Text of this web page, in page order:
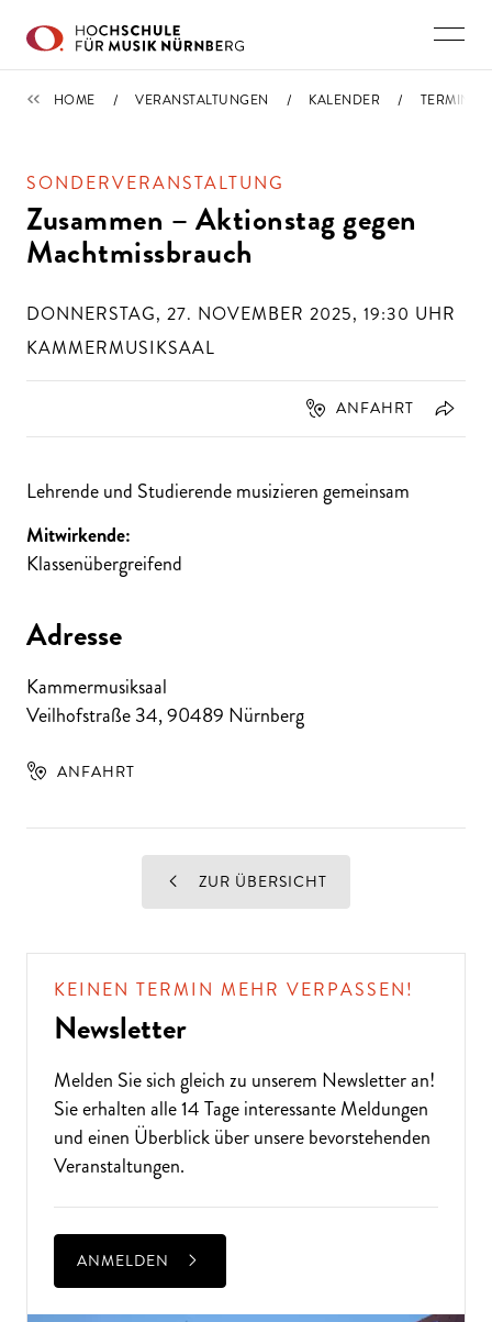
TERMINE
HOME VERANSTALTUNGEN KALENDER TERMIN
SONDERVERANSTALTUNG
Zusammen – Aktionstag gegen
Machtmissbrauch
DONNERSTAG, 27. NOVEMBER 2025, 19:30 UHR
KAMMERMUSIKSAAL
ANFAHRT
Lehrende und Studierende musizieren gemeinsam
Mitwirkende:
Klassenübergreifend
Adresse
Kammermusiksaal
Veilhofstraße 34,90489 Nürnberg
ANFAHRT
ZUR ÜBERSICHT
KEINEN TERMIN MEHR VERPASSEN!
Newsletter
Melden Sie sich gleich zu unserem Newsletteran!
Sie erhalten alle 14 Tage interessante Meldungen
und einen Überblick über unsere bevorstehenden
Veranstaltungen.
ANMELDEN